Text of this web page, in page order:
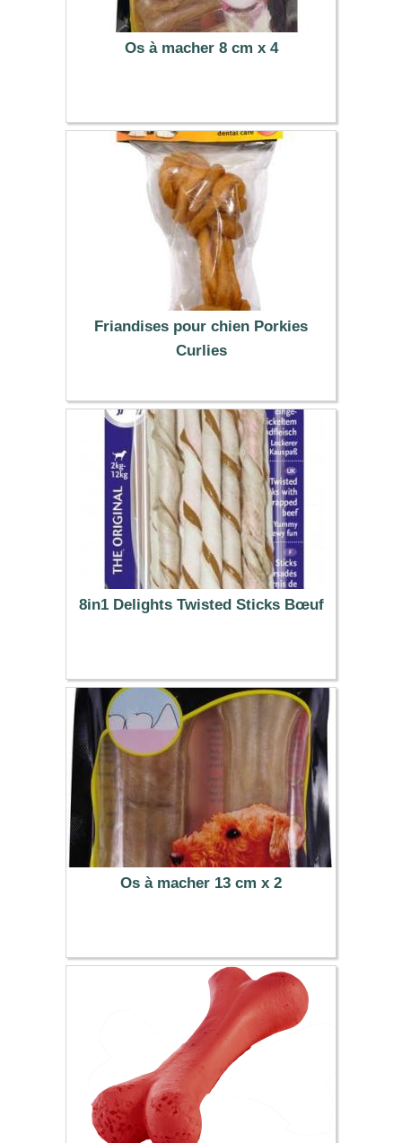
Os à macher 8 cm x 4
2.49 €
Friandises pour chien Porkies
Curlies
1.99 €
8in1 Delights Twisted Sticks Bœuf
12.99 €
Os à macher 13 cm x 2
2.69 €